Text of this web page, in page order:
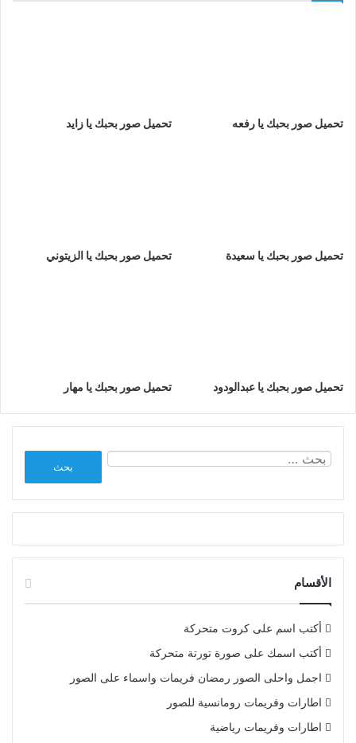
تحميل صور بحبك يا رفعه تحميل صور بحبك يا زايد
تحميل صور بحبك يا سعيدة تحميل صور بحبك يا الزيتوني
تحميل صور بحبك يا عبدالودود تحميل صور بحبك يا مهار
الأقسام
أكتب اسم على كروت متحركة
أكتب اسمك على صورة تورتة متحركة
اجمل واحلى الصور رمضان فريمات واسماء على الصور
اطارات وفريمات رومانسية للصور
اطارات وفريمات رياضية